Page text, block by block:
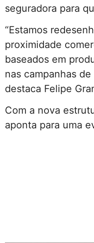
seguradora para
“Estamos
proximidade
baseados em
nas campanhas
destaca Felipe
Com a nova
aponta para uma